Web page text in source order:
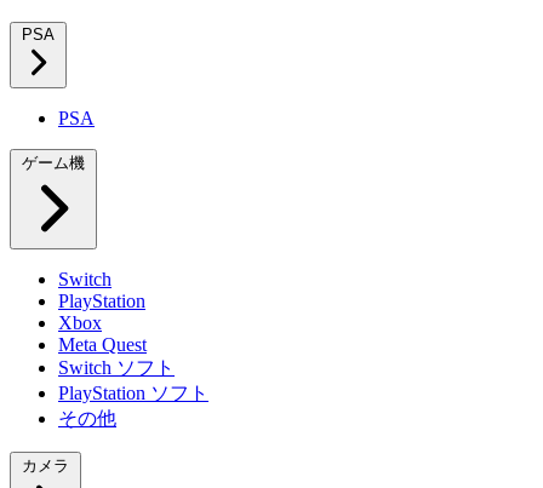
PSA
PSA
ゲーム機
Switch
PlayStation
Xbox
Meta Quest
Switch ソフト
PlayStation ソフト
その他
カメラ